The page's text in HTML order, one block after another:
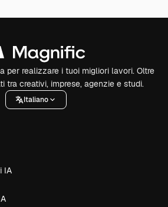
per realizzare i tuoi migliori lavori. Oltre
tra creativi, imprese, agenzie e studi.
Italiano
IA